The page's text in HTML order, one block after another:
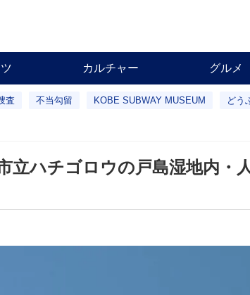
カルチャー グルメ
査 不当勾留 KOBE SUBWAY MUSEUM どう
ハチゴロウの戸島湿地内・